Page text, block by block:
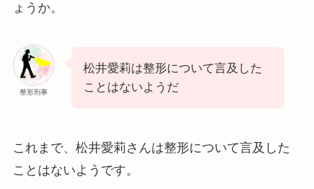
ょうか。
整形刑事
松井愛莉は整形について言及した
ことはないようだ
これまで、松井愛莉さんは整形について言及した
ことはないようです。